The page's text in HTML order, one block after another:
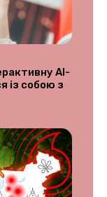
AI-
із собою з